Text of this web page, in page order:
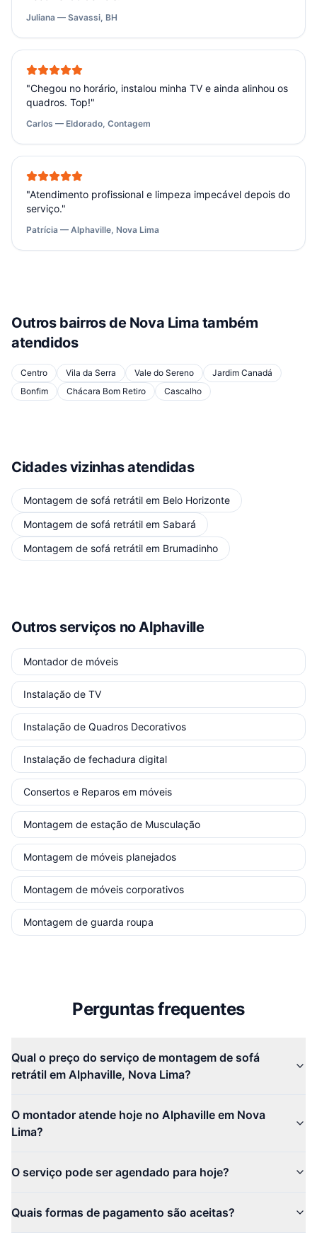
Juliana — Savassi, BH
"Chegou no horário, instalou minha TV e ainda alinhou os
quadros. Top!"
Carlos — Eldorado, Contagem
"Atendimento profissional e limpeza impecável depois do
serviço."
Patrícia — Alphaville, Nova Lima
Outros bairros de Nova Lima também
atendidos
Centro Vila da Serra Vale do Sereno
Jardim Canadá
Bonfim
Chácara Bom Retiro Cascalho
Cidades vizinhas atendidas
Montagem de sofá retrátil em Belo Horizonte
Montagem de sofá retrátil em Sabará
Montagem de sofá retrátil em Brumadinho
Outros serviços no Alphaville
Montador de móveis
Instalação de TV
Instalação de Quadros Decorativos
Instalação de fechadura digital
Consertos e Reparos em móveis
Montagem de estação de Musculação
Montagem de móveis planejados
Montagem de móveis corporativos
Montagem de guarda roupa
Perguntas frequentes
Qual o preço do serviço de montagem de sofá
retrátil em Alphaville, Nova Lima?
O montador atende hoje no Alphaville em Nova
Lima?
O serviço pode ser agendado para hoje?
Quais formas de pagamento são aceitas?